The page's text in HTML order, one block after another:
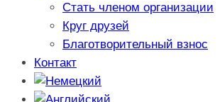
Стать членом организации
Круг друзей
Благотворительный взнос
Контакт